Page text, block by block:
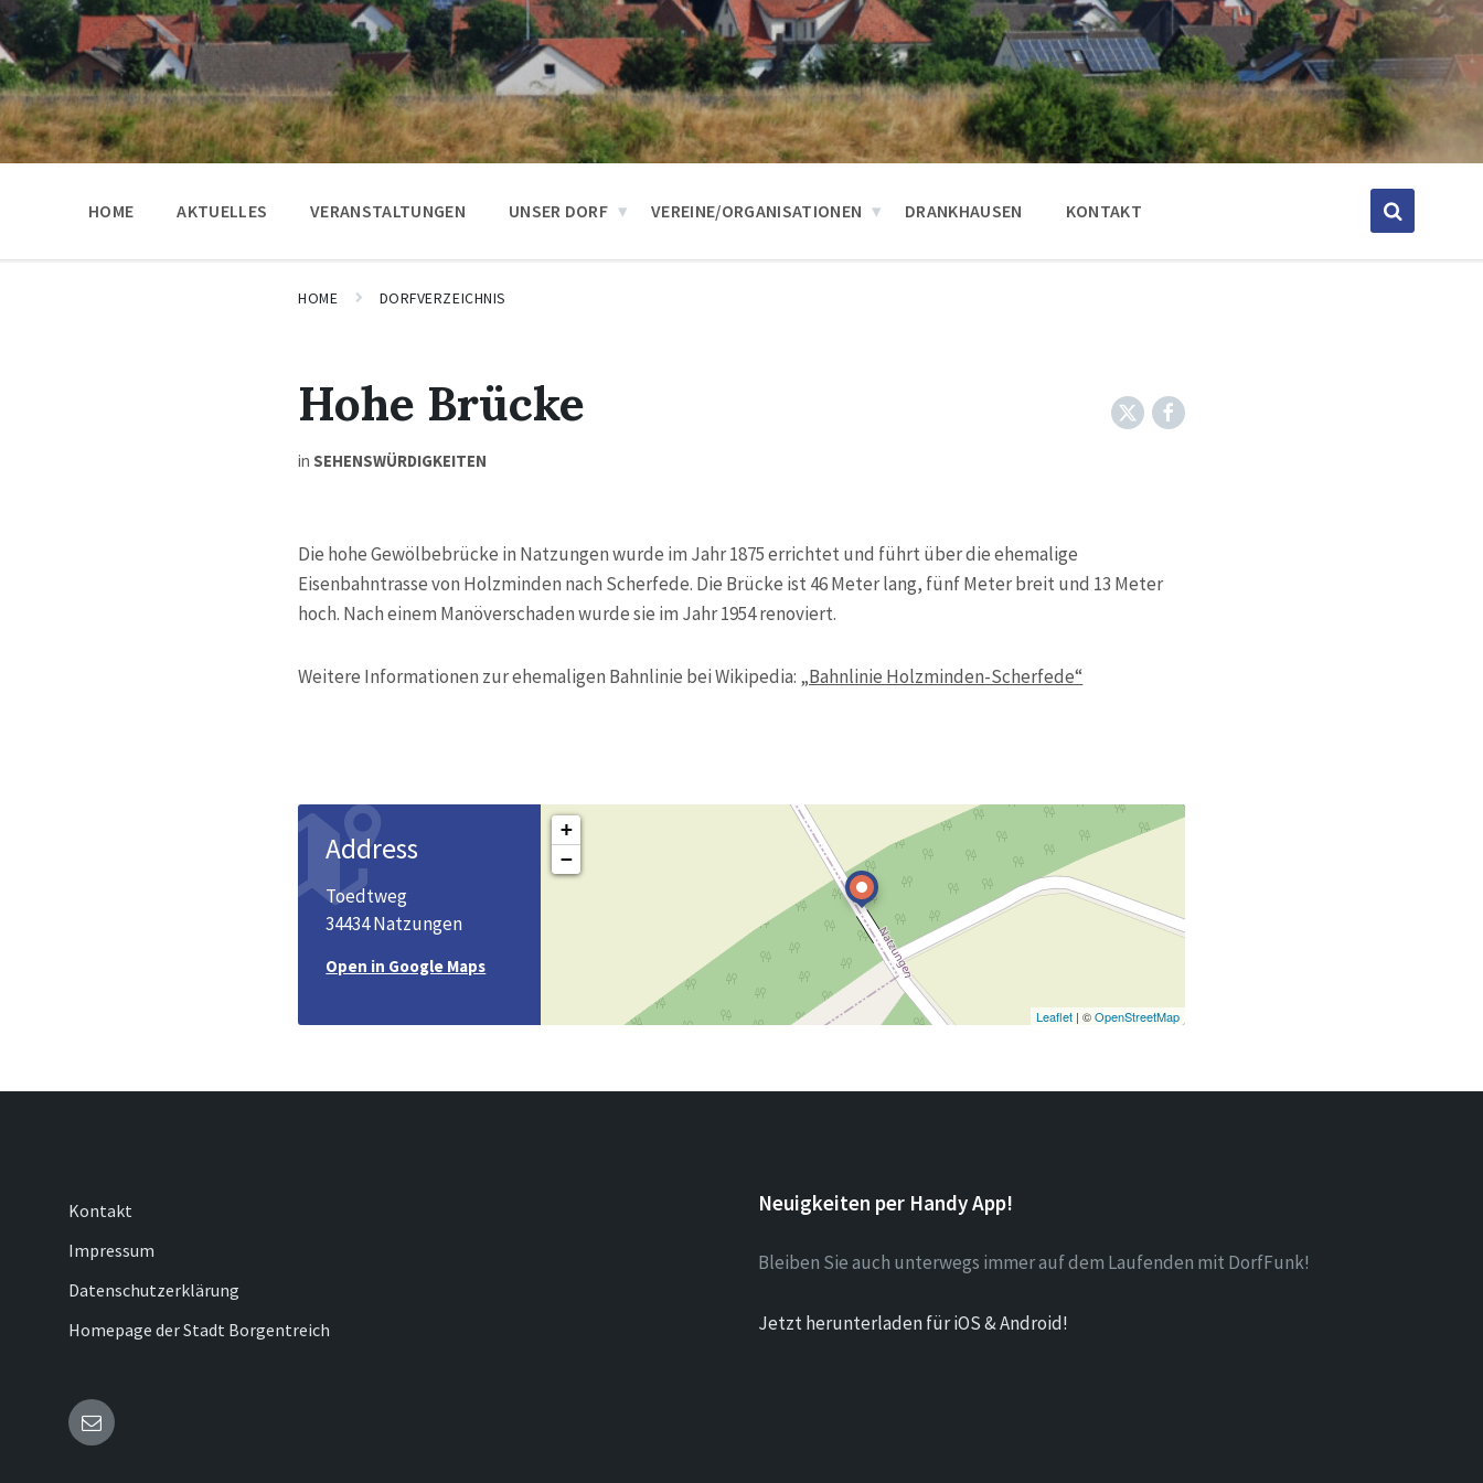
HOME AKTUELLES VERANSTALTUNGEN UNSER DORF VEREINE/ORGANISATIONEN DRANKHAUSEN KONTAKT
HOME DORFVERZEICHNIS
Hohe Brücke
inSEHENSWÜRDIGKEITEN
TwitterFacebook
Die hohe Gewölbebrücke in Natzungen wurde im Jahr 1875 errichtet und führt über die ehemalige
Eisenbahntrasse von Holzminden nach Scherfede. Die Brücke ist 46 Meter lang, fünf Meter breit und 13 Meter
hoch. Nach einem Manöverschaden wurde sie im Jahr 1954 renoviert.
Weitere Informationen zur ehemaligen Bahnlinie bei Wikipedia: „Bahnlinie Holzminden-Scherfede“
Address
Toedtweg
34434 Natzungen
Open in Google Maps
+
−
Leaflet| ©OpenStreetMap
Kontakt
Impressum
Datenschutzerklärung
Homepage der Stadt Borgentreich
Neuigkeiten per Handy App!
Bleiben Sie auch unterwegs immer auf dem Laufenden mit DorfFunk!
Jetzt herunterladen für iOS & Android!
Email